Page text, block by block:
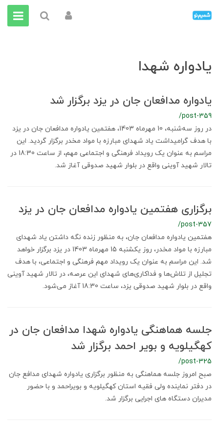
یادواره شهدا
یادواره مدافعان جان در یزد برگزار شد
/post-359
در روز سه‌شنبه، 10 مهرماه 1403، هفتمین یادواره مدافعان جان در یزد
با هدف گرامیداشت یاد شهدای مبارزه با مواد مخدر برگزار گردید. این
مراسم به عنوان یک رویداد فرهنگی و اجتماعی مهم، از ساعت 18:30 در
تالار شهید آوینی واقع در بلوار شهید صدوقی آغاز شد.
برگزاری هفتمین یادواره مدافعان جان در یزد
/post-357
هفتمین یادواره مدافعان جان، به منظور زنده نگه داشتن یاد شهدای
مبارزه با مواد مخدر، روز یکشنبه 15 مهرماه 1403 در یزد برگزار خواهد
شد. این مراسم به عنوان یک رویداد مهم فرهنگی و اجتماعی، با هدف
تجلیل از تلاش‌ها و فداکاری‌های شهدای این عرصه، در تالار شهید آوینی
واقع در بلوار شهید صدوقی یزد، ساعت 18:30 آغاز می‌شود.
جلسه هماهنگی یادواره شهدا مدافعان جان در
کهگیلویه و بویر احمد برگزار شد
/post-325
صبح امروز جلسه هماهنگی به منظور برگزاری یادواره شهدای مدافع جان
در دفتر نماینده ولی فقیه استان کهگیلویه و بویراحمد و با حضور
مدیران دستگاه های اجرایی برگزار شد.